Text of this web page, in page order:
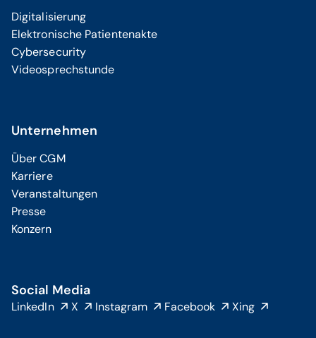
Digitalisierung
Elektronische Patientenakte
Cybersecurity
Videosprechstunde
Unternehmen
Über CGM
Karriere
Veranstaltungen
Presse
Konzern
Social Media
LinkedIn X Instagram Facebook Xing